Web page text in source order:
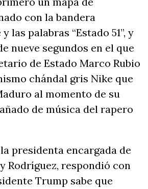
con la bandera
las palabras “Estado 51”, y
nueve segundos en el que
de Estado Marco Rubio
chándal gris Nike que
al momento de su
de música del rapero
presidenta encargada de
Rodríguez, respondió con
Trump sabe que